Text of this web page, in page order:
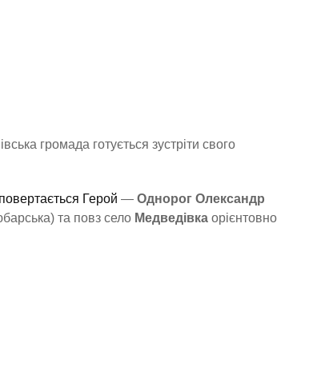
громада готується зустріти свого
повертається Герой — Однорог Олександр
та повз село Медведівкаорієнтовно